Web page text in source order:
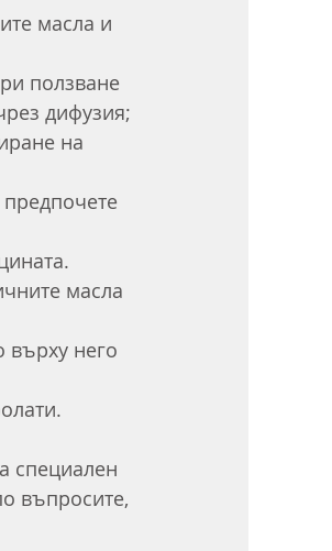
масла и
ползване
дифузия;
на
масла
върху него
специален
въпросите,